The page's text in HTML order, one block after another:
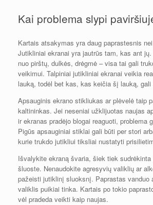
Kai problema slypi
Kartais atsakymas yra daug paprastesnis
Jutikliniai ekranai yra jautrūs tam, kas ant
nuo pirštų, dulkės, drėgmė – visa tai gali
veikimui. Talpiniai jutikliniai ekranai veikia
lauką, todėl bet kas, kas keičia šį lauką, gali
Apsauginis ekrano stikliukas ar plėvelė taip
kaltininkas. Jei neseniai užklijuotas naujas
ir ekranas pradėjo blogai reaguoti, problema
Pigūs apsauginiai stiklai gali būti per stori
kurie trukdo jutikliui tiksliai nustatyti
Išvalykite ekraną švaria, šiek tiek
šluoste. Nenaudokite agresyvių valiklių ar
pažeisti jutiklinį sluoksnį. Paprastas vanduo
valiklis puikiai tinka. Kartais po tokio
vėl pradeda veikti kaip naujas.